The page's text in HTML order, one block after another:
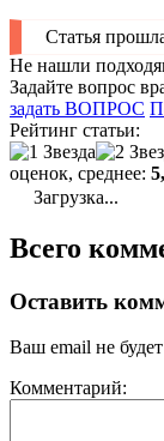
Статья
Не нашли
Задайте вопрос
задать ВОПРОС
Рейтинг статьи:
оценок, среднее:
Загрузка...
Всего
Оставить
Ваш email не
Комментарий: